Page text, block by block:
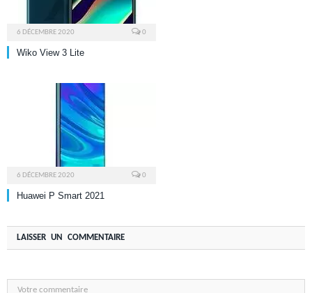
6 DÉCEMBRE 2020 0
Wiko View 3 Lite
6 DÉCEMBRE 2020 0
Huawei P Smart 2021
LAISSER UN COMMENTAIRE